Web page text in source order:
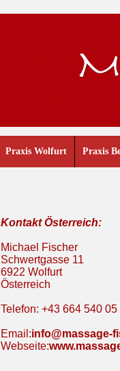
Praxis Wolfurt Praxis
Kontakt Österreich:
Michael Fischer
Schwertgasse 11
6922 Wolfurt
Österreich
Telefon: +43 664 540 05
Email:info@massage-
Webseite: